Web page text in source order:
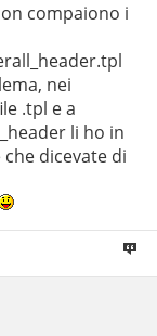
compaiono i
nei
.tpl e a
li ho in
dicevate di